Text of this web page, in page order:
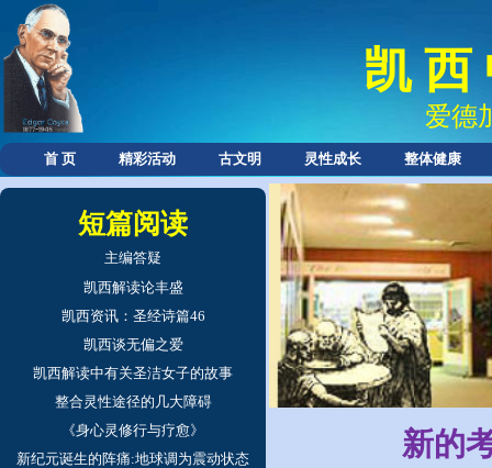
首 页 精彩活动 古文明 灵性成长 整体健康
凯 西
爱德
短篇阅读
主编答疑
凯西解读论丰盛
凯西资讯：圣经诗篇46
凯西谈无偏之爱
凯西解读中有关圣洁女子的故事
整合灵性途径的几大障碍
《身心灵修行与疗愈》
新纪元诞生的阵痛:地球调为震动状态
新的